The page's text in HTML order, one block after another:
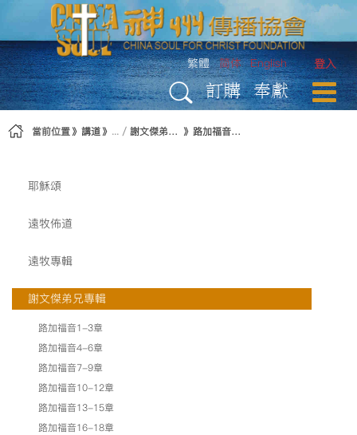
略過到內容
登入
繁體 简体 English
訂購 奉獻
當前位置 講道 謝文傑弟兄專輯 路加福音22-24章
耶穌頌
遠牧佈道
遠牧專輯
謝文傑弟兄專輯
路加福音1-3章
路加福音4-6章
路加福音7-9章
路加福音10-12章
路加福音13-15章
路加福音16-18章